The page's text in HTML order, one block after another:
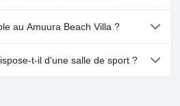
pas les chiens.
au Amuura Beach Villa ?
à Amuura Beach Villa.
t-il d'une salle de sport ?